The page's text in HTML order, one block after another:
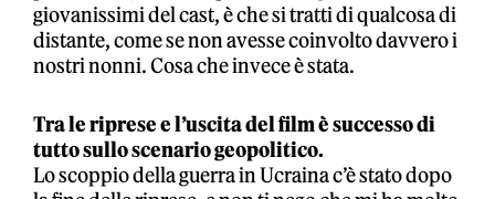
giovanissimi del cast, è che si tratti di qualcosa di
distante, come se non avesse coinvolto davvero i
nostri nonni. Cosa che invece è stata.
Tra le riprese e l’uscita del film è successo di
tutto sullo scenario geopolitico.
Lo scoppio della guerra in Ucraina c’è stato dopo